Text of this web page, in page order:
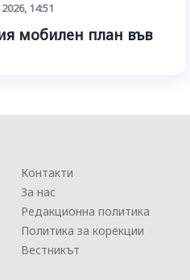
14:51
мобилен план във
Контакти
За нас
Редакционна политика
Политика за корекции
Вестникът